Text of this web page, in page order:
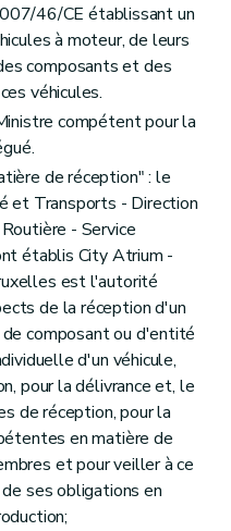
46/CE établissant un
à moteur, de leurs
composants et des
véhicules.
compétent pour la
de réception" : le
et Transports - Direction
- Service
établis City Atrium -
est l'autorité
de la réception d'un
composant ou d'entité
d'un véhicule,
pour la délivrance et, le
de réception, pour la
en matière de
et pour veiller à ce
ses obligations en